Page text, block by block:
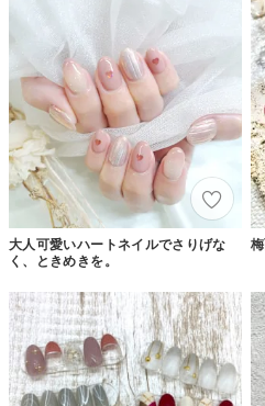
大人可愛いハートネイルでさりげな
く、ときめきを。